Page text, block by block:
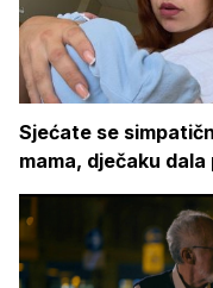
Sjećate se
mama, dječaku dala